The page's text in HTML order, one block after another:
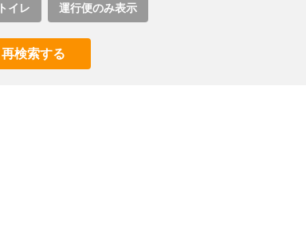
トイレ 運行便のみ表示
再検索する